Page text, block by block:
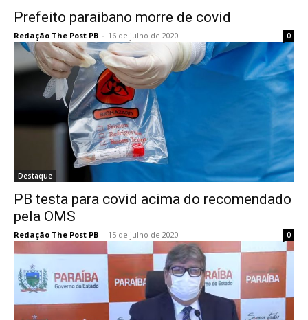
Prefeito paraibano morre de covid
Redação The Post PB - 16 de julho de 2020 0
Destaque
PB testa para covid acima do recomendado
pela OMS
Redação The Post PB - 15 de julho de 2020 0